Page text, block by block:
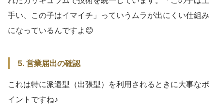
手い、この子はイマイチ」っていうムラが出にくい仕組み
になっているんですよ😊
5. 営業届出の確認
これは特に派遣型（出張型）を利用されるときに大事なポ
イントですね♪